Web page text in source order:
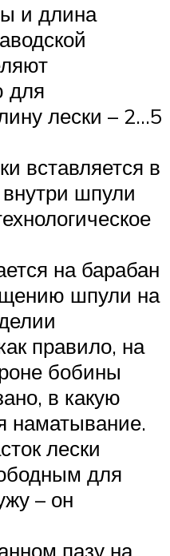
и длина
для
лески – 2…5
вставляется в
шпули
на барабан
шпули на
правило, на
бобины
в какую
наматывание.
лески
для
– он
пазу на